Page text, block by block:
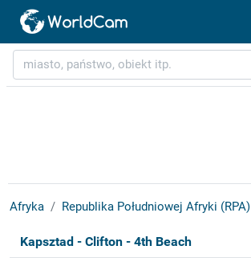
Afryka Republika Południowej Afryki (RPA)
Kapsztad - Clifton - 4th Beach